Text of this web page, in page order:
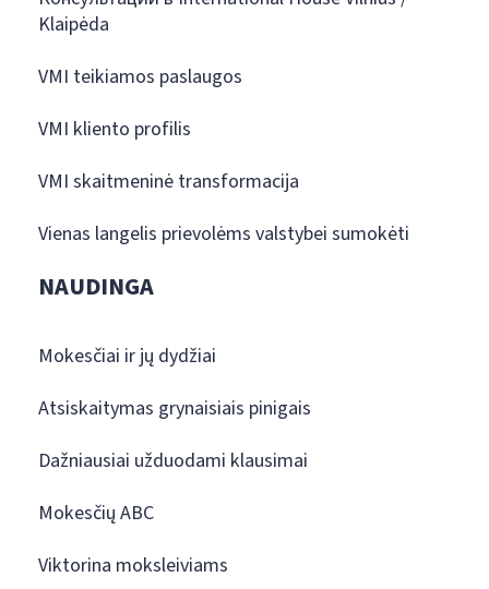
Klaipėda
VMI teikiamos paslaugos
VMI kliento profilis
VMI skaitmeninė transformacija
Vienas langelis prievolėms valstybei sumokėti
NAUDINGA
Mokesčiai ir jų dydžiai
Atsiskaitymas grynaisiais pinigais
Dažniausiai užduodami klausimai
Mokesčių ABC
Viktorina moksleiviams